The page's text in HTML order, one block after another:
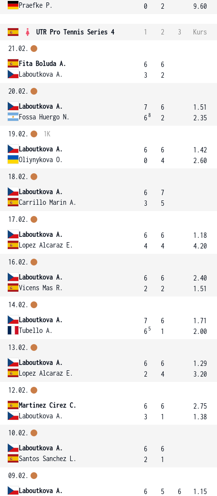
Praefke P.
0
2
9.60
UTR Pro Tennis Series 4 1 2 3
Kurs
21.02.
Fita Boluda A.
Laboutkova A.
6
3
6
2
20.02.
Laboutkova A.
Fossa Huergo N.
7
68
6
2
1.51
2.35
19.02.
Laboutkova A.
Oliynykova O.
1K
6
0
6
4
1.42
2.60
18.02.
Laboutkova A.
Carrillo Marin A.
6
3
7
5
17.02.
Laboutkova A.
Lopez Alcaraz E.
6
4
6
4
1.18
4.20
16.02.
Laboutkova A.
Vicens Mas R.
6
2
6
2
2.40
1.51
14.02.
Laboutkova A.
Tubello A.
7
6 5
6
1
1.71
2.00
13.02.
Laboutkova A.
Lopez Alcaraz E.
6
2
6
4
1.29
3.20
12.02.
Martinez Cirez C.
Laboutkova A.
6
3
6
1
2.75
1.38
10.02.
Laboutkova A.
Santos Sanchez L.
6
2
6
1
09.02.
Laboutkova A.
6 5 6 1.15